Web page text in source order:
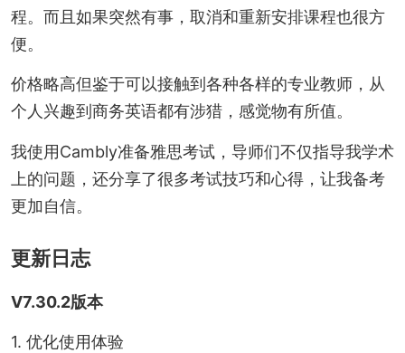
程。而且如果突然有事，取消和重新安排课程也很方
便。
价格略高但鉴于可以接触到各种各样的专业教师，从
个人兴趣到商务英语都有涉猎，感觉物有所值。
我使用Cambly准备雅思考试，导师们不仅指导我学术
上的问题，还分享了很多考试技巧和心得，让我备考
更加自信。
更新日志
V7.30.2版本
1. 优化使用体验